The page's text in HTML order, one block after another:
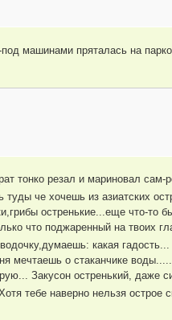
машинами пряталась на
тонко резал и мариновал
че хочешь из азиатских
остренькие...еще что-
что поджаренный на твоих
какая
мечтаешь о стаканчике
Закусон остренький, даже
тебе наверно нельзя острое